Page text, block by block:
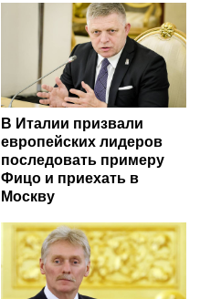
В Италии призвали
европейских лидеров
последовать примеру
Фицо и приехать в
Москву